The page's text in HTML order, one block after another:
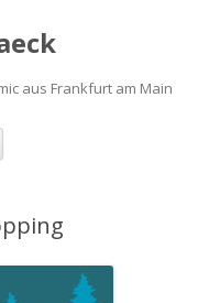
aus Frankfurt am Main
Zum
springen